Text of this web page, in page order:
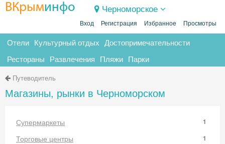
ВКрыминфо Черноморское
Вход Регистрация Избранное Просмотры
Отели Культурный отдых Достопримечательности
Рестораны Развлечения Пляжи Парки
Путеводитель
Магазины, рынки в Черноморском
Супермаркеты 1
Торговые центры 1